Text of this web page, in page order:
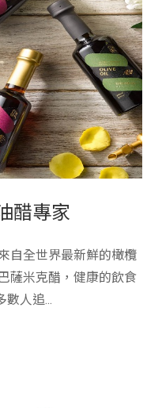
醋專家
自全世界最新鮮的橄欖
薩米克醋，健康的飲食
人追...